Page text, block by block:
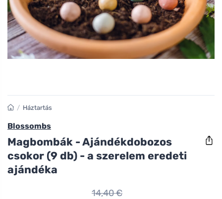
/ Háztartás
Blossombs
Magbombák - Ajándékdobozos
csokor (9 db) - a szerelem eredeti
ajándéka
14,40 €